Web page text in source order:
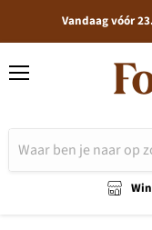
Vandaag vóór